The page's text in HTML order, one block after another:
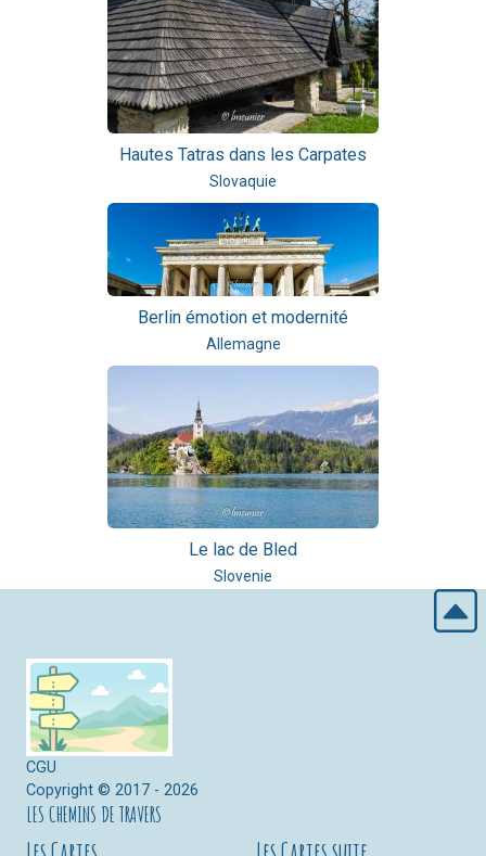
Hautes Tatras dans les Carpates
Slovaquie
Berlin émotion et modernité
Allemagne
Le lac de Bled
Slovenie
CGU
Copyright © 2017 - 2026
LES CHEMINS DE TRAVERS